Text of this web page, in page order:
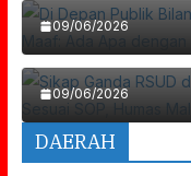
09/06/2026
Direktur Klaim
Minta Maaf Ke
09/06/2026
DAERAH